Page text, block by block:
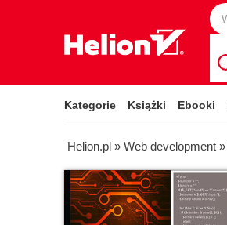
Kategorie Książki Ebooki
Helion.pl » Web development »